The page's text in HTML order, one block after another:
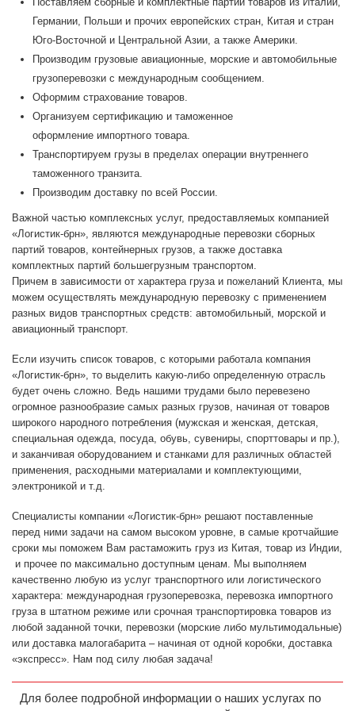
Германии, Польши и прочих европейских стран, Китая и стран
Юго-Восточной и Центральной Азии, а также Америки.
Производим грузовые авиационные, морские и автомобильные
грузоперевозки с международным сообщением.
Оформим страхование товаров.
Организуем сертификацию и таможенное
оформление импортного товара.
Транспортируем грузы в пределах операции внутреннего
таможенного транзита.
Производим доставку по всей России.
Важной частью комплексных услуг, предоставляемых компанией
«Логистик-брн», являются международные перевозки сборных
партий товаров, контейнерных грузов, а также доставка
комплектных партий большегрузным транспортом.
Причем в зависимости от характера груза и пожеланий Клиента, мы
можем осуществлять международную перевозку с применением
разных видов транспортных средств: автомобильный, морской и
авиационный транспорт.
Если изучить список товаров, с которыми работала компания
«Логистик-брн», то выделить какую-либо определенную отрасль
будет очень сложно. Ведь нашими трудами было перевезено
огромное разнообразие самых разных грузов, начиная от товаров
широкого народного потребления (мужская и женская, детская,
специальная одежда, посуда, обувь, сувениры, спорттовары и пр.),
и заканчивая оборудованием и станками для различных областей
применения, расходными материалами и комплектующими,
электроникой и т.д.
Специалисты компании «Логистик-брн» решают поставленные
перед ними задачи на самом высоком уровне, в самые кротчайшие
сроки мы поможем Вам растаможить груз из Китая, товар из Индии,
и прочее по максимально доступным ценам. Мы выполняем
качественно любую из услуг транспортного или логистического
характера: международная грузоперевозка, перевозка импортного
груза в штатном режиме или срочная транспортировка товаров из
любой заданной точки, перевозки (морские либо мультимодальные)
или доставка малогабарита – начиная от одной коробки, доставка
«экспресс». Нам под силу любая задача!
Для более подробной информации о наших услугах по